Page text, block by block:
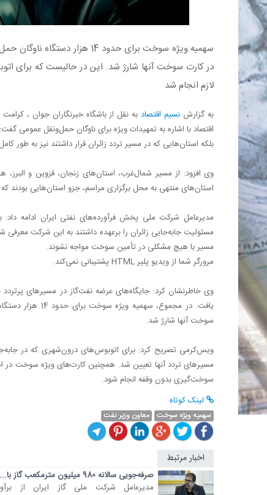
سهمیه ویژه سوخت برای حدود 14
در کارت سوخت آنها شارژ شد. این در حالیست که برای
لازم انجام شد
به گزارش نسیم اقتصاد به نقل از باشگاه خبرنگاران جوان ،
اقتصاد با اشاره به تمهیدات ویژه برای ناوگان حمل‌ونقل عمومی
بلکه استان‌هایی که در مسیر تردد زائران قرار داشتند نیز به طور
وی افزود: از مسیر شمال‌غرب، استان‌های زنجان، قزوین و
استان‌های منتهی به محل برگزاری مراسم، جزو استان‌هایی بودند که
مدیرعامل شرکت ملی پخش فرآورده‌های نفتی ایران ادامه
مسئولیت جابه‌جایی زائران را برعهده داشتند به این شرکت معرفی
مسیر با هیچ مشکلی در تأمین سوخت مواجه نشوند.
مرورگر شما از ویدیو پلیر HTML پشتیبانی نمی‌کند.
وی خاطرنشان کرد: جایگاه‌های عرضه نفت‌گاز در مسیرهای
یافت. در
سوخت آنها شارژ شد.
ویس‌کرمی تصریح کرد: برای اتوبوس‌های درون‌شهری که در
مسیرهای تردد آنها تعیین شد. همچنین کارت‌های ویژه سوخت در
سوخت‌گیری بدون وقفه انجام شود.
لینک کوتاه
سهمیه ویژه سوخت معاون وزیر نفت
اخبار مرتبط
صرفه‌جویی سالانه 980 میلیون مترمکعب گاز با...
مدیرعامل شرکت ملی گاز ایران از